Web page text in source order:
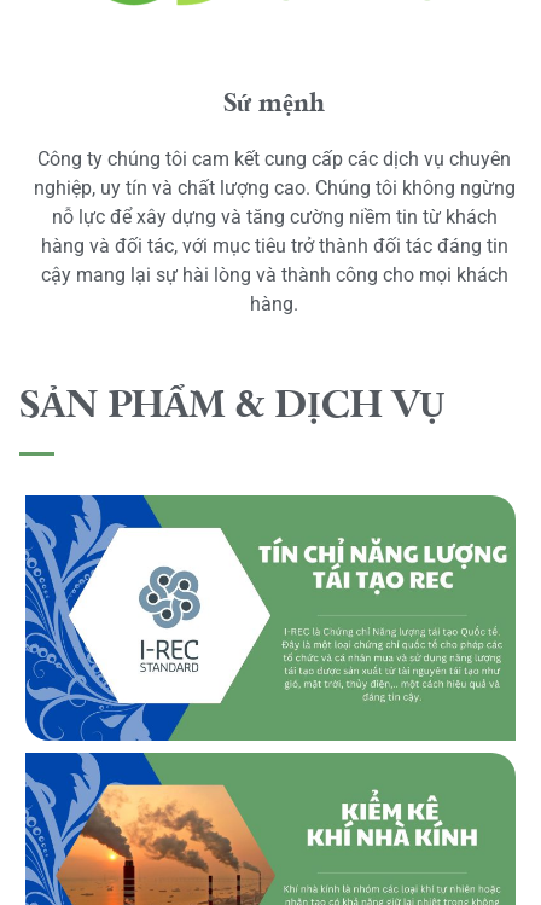
Sứ mệnh
Công ty chúng tôi cam kết cung cấp các dịch vụ chuyên
nghiệp, uy tín và chất lượng cao. Chúng tôi không ngừng
nỗ lực để xây dựng và tăng cường niềm tin từ khách
hàng và đối tác, với mục tiêu trở thành đối tác đáng tin
cậy mang lại sự hài lòng và thành công cho mọi khách
hàng.
SẢN PHẨM & DỊCH VỤ